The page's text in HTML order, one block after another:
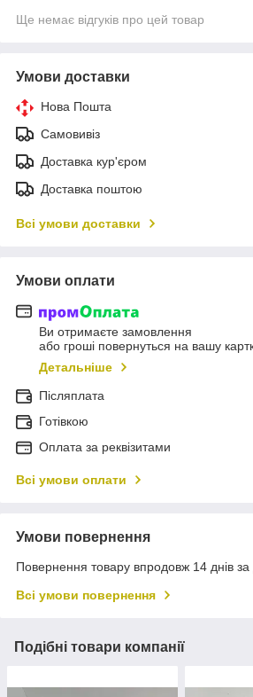
Ще немає відгуків про цей товар
Умови доставки
Нова Пошта
Самовивіз
Доставка кур'єром
Доставка поштою
Всі умови доставки
Умови оплати
Ви отримаєте замовлення
або гроші повернуться на вашу
Детальніше
Післяплата
Готівкою
Оплата за реквізитами
Всі умови оплати
Умови повернення
Повернення товару впродовж 14 днів
Всі умови повернення
Подібні товари компанії